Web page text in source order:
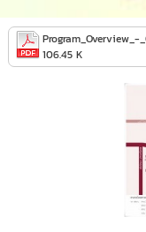
106.45 K